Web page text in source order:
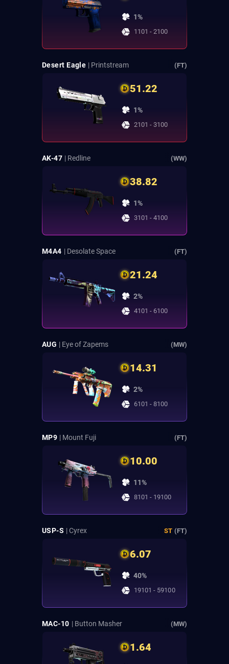
1%
1101 - 2100
Desert Eagle | Printstream (FT)
51.22
1%
2101 - 3100
AK-47 | Redline (WW)
38.82
1%
3101 - 4100
M4A4 | Desolate Space (FT)
21.24
2%
4101 - 6100
AUG | Eye of Zapems (MW)
14.31
2%
6101 - 8100
MP9 | Mount Fuji (FT)
10.00
11%
8101 - 19100
USP-S | Cyrex ST (FT)
6.07
40%
19101 - 59100
MAC-10 | Button Masher (MW)
1.64